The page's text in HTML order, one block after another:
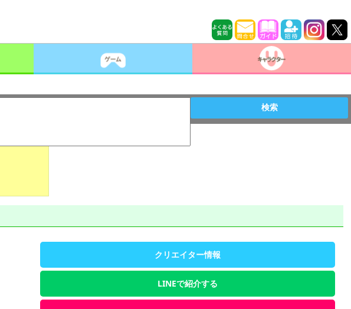
検索
クリエイター情報
LINEで紹介する